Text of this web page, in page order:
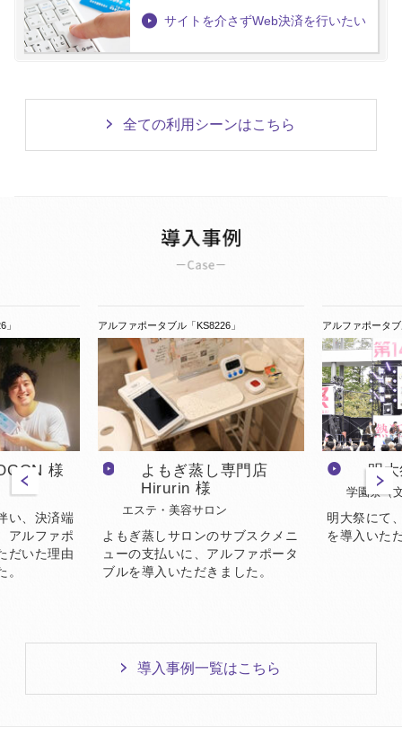
サイトを介さずWeb決済を行いたい
全ての利用シーンはこちら
様
決済端
ファポ
た理由
アルファポータブル「KS8226」
よもぎ蒸し専門店
Hirurin 様
エステ・美容サロン
よもぎ蒸しサロンのサブスクメニ
ューの支払いに、アルファポータ
ブルを導入いただきました。
アルファポータブル「
明大祭
学園祭（文化祭
明大祭にて、ア
を導入いただき
導入事例一覧はこちら